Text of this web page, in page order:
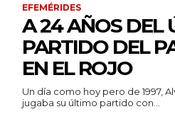
EFEMÉRIDES
A 24 AÑOS DEL
PARTIDO DEL
EN EL ROJO
Un día como hoy pero de 1997,
jugaba su último partido con...